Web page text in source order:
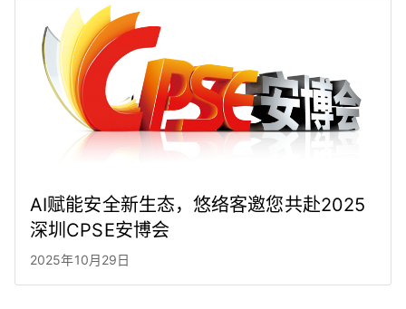
AI赋能安全新生态，悠络客邀您共赴2025
深圳CPSE安博会
2025年10月29日